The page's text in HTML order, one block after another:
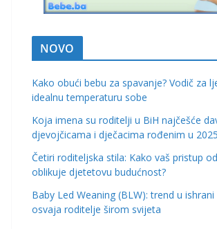
NOVO
Kako obući bebu za spavanje? Vodič za
idealnu temperaturu sobe
Koja imena su roditelji u BiH najčešće
djevojčicama i dječacima rođenim u
Četiri roditeljska stila: Kako vaš pristup
oblikuje djetetovu budućnost?
Baby Led Weaning (BLW): trend u
osvaja roditelje širom svijeta